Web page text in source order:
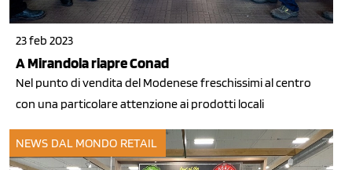
23 feb 2023
A Mirandola riapre Conad
Nel punto di vendita del Modenese freschissimi al centro
con una particolare attenzione ai prodotti locali
NEWS DAL MONDO RETAIL